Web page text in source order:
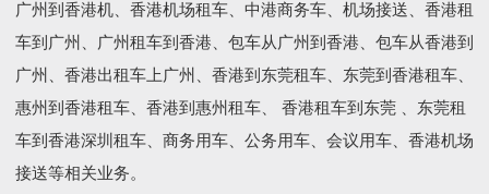
广州到香港机、香港机场租车、中港商务车、机场接送、香港租
车到广州、广州租车到香港、包车从广州到香港、包车从香港到
广州、香港出租车上广州、香港到东莞租车、东莞到香港租车、
惠州到香港租车、香港到惠州租车、 香港租车到东莞 、东莞租
车到香港深圳租车、商务用车、公务用车、会议用车、香港机场
接送等相关业务。